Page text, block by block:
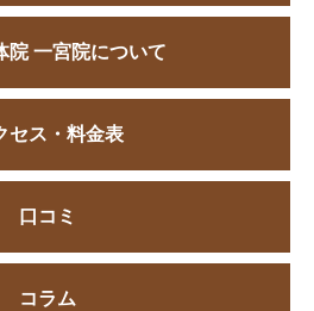
院 一宮院について
セス・料金表
口コミ
コラム